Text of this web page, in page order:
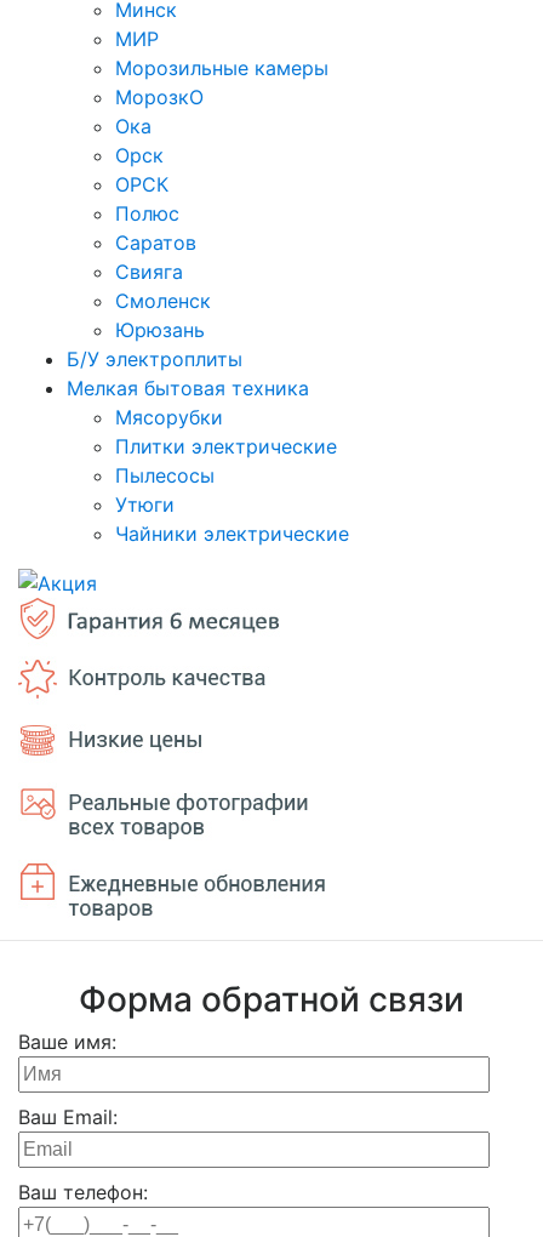
Минск
МИР
Морозильные камеры
МорозкО
Ока
Орск
ОРСК
Полюс
Саратов
Свияга
Смоленск
Юрюзань
Б/У электроплиты
Мелкая бытовая техника
Мясорубки
Плитки электрические
Пылесосы
Утюги
Чайники электрические
Форма обратной связи
Ваше имя:
Ваш Email:
Ваш телефон: